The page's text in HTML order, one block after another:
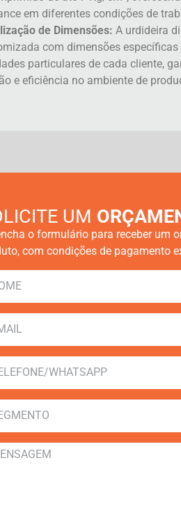
em diferentes condições de
de Dimensões: A urdideira
com dimensões
particulares de cada cliente,
e eficiência no ambiente de
UM
o formulário para receber um
com condições de pagamento